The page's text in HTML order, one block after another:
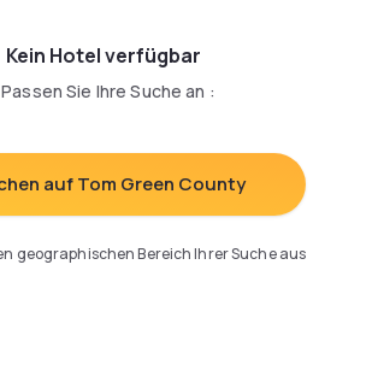
Kein Hotel verfügbar
Passen Sie Ihre Suche an :
auf Tom Green County
geographischen Bereich Ihrer Suche aus